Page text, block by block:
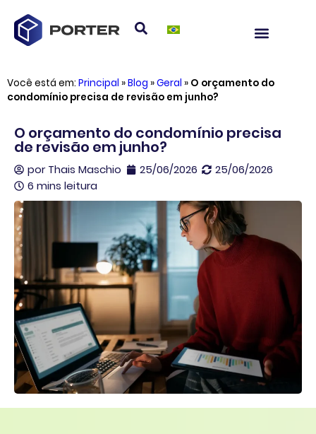
Você está em: Principal »Blog »Geral » O orçamento do
condomínio precisa de revisão em junho?
O orçamento do condomínio precisa
de revisão em junho?
porThais Maschio 25/06/2026
25/06/2026
6 mins leitura